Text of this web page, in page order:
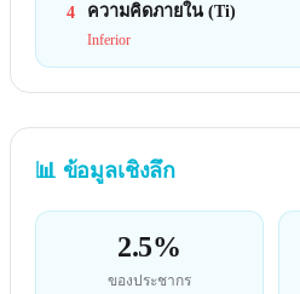
4 ความคิดภายใน (Ti)
Inferior
📊 ข้อมูลเชิงลึก
2.5%
ของประชากร